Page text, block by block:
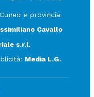
e provincia
Cavallo
s.r.l.
Media L.G.